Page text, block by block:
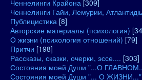
Ченнелинги Крайона [309]
Ченнелинги Гайи, Лемурии,
Публицистика [8]
Авторские материалы (психология)
О жизни (психология отношений) [79]
Притчи [198]
Рассказы, сказки, очерки, эссе.... [303]
Состояния моей Души "...О
Состояния моей Души "... О ЖИЗНИ..."